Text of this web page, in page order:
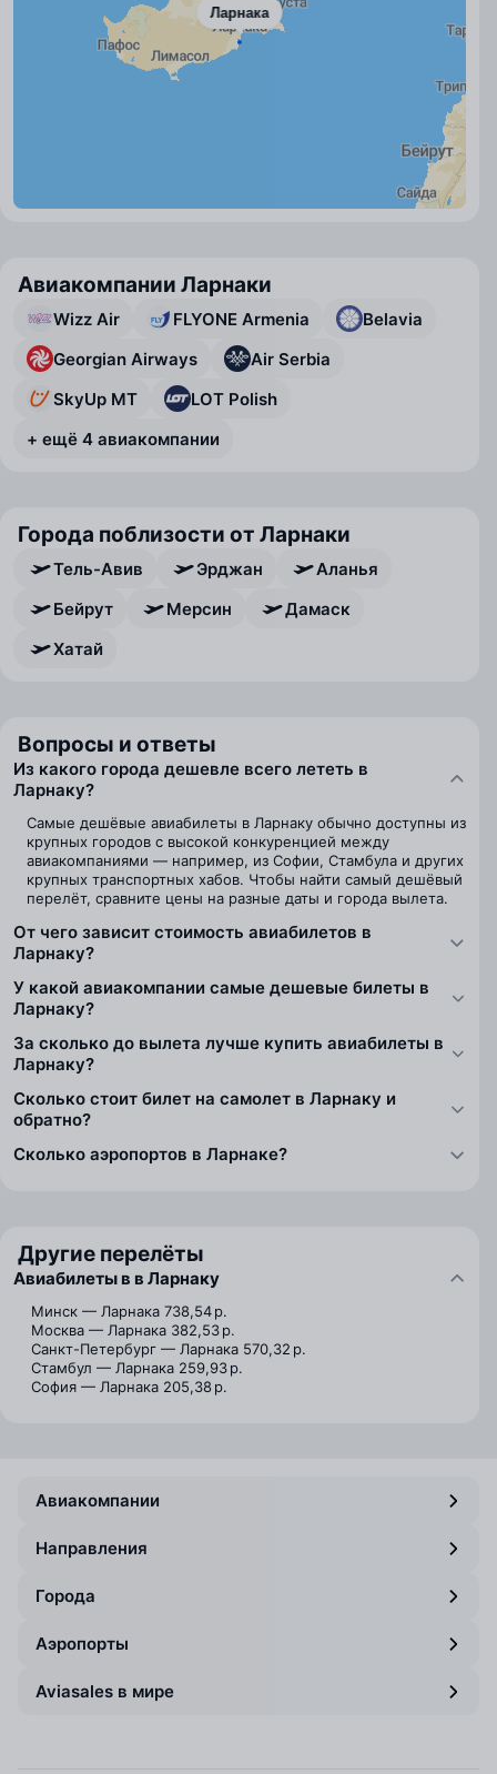
Ларнака
Авиакомпании Ларнаки
Wizz Air FLYONE Armenia
Belavia
Georgian Airways
Air Serbia
SkyUp MT
LOT Polish
+ ещё 4 авиакомпании
Города поблизости от Ларнаки
Тель-Авив Эрджан
Аланья
Бейрут
Мерсин
Дамаск
Хатай
Вопросы и ответы
Из какого города дешевле всего лететь в
Ларнаку?
Самые дешёвые авиабилеты в Ларнаку обычно доступны из
крупных городов с высокой конкуренцией между
авиакомпаниями — например, из Софии, Стамбула и других
крупных транспортных хабов. Чтобы найти самый дешёвый
перелёт, сравните цены на разные даты и города вылета.
От чего зависит стоимость авиабилетов в
Ларнаку?
У какой авиакомпании самые дешевые билеты в
Ларнаку?
За сколько до вылета лучше купить авиабилеты в
Ларнаку?
Сколько стоит билет на самолет в Ларнаку и
обратно?
Сколько аэропортов в Ларнаке?
Другие перелёты
Авиабилеты в в Ларнаку
Минск — Ларнака 738,54 р.
Москва — Ларнака 382,53 р.
Санкт-Петербург — Ларнака 570,32 р.
Стамбул — Ларнака 259,93 р.
София — Ларнака 205,38 р.
Авиакомпании
Направления
Города
Аэропорты
Aviasales в мире